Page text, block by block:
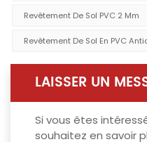
Revêtement De Sol PVC 2 Mm
Revêtement De Sol En PVC
LAISSER UN
Si vous êtes
souhaitez en savoir